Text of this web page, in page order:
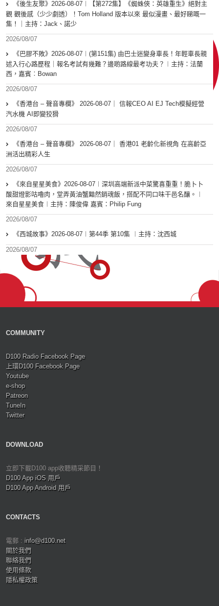
《後生友聚》2026-08-07︱【第272集】《蜘蛛俠：英雄重生》絕對主
觀 觀後感（少少劇透）！Tom Holland 版本以來 最似漫畫、最好睇嘅一
集！｜主持：Jack、諾少
2026/08/07
《巴膠不敗》2026-08-07︱(第151集) 由巴士迷變身車長！年輕車長親
述入行心路歷程｜報名考試有幾難？邊啲路線最考功夫？︱主持：法蘭
西，嘉賓︰Bowan
2026/08/07
《香港台 – 聲音專欄》 2026-08-07｜ 信報CEO AI EJ Tech模擬經營
汽水機 AI即變狡猾
2026/08/07
《香港台 – 聲音專欄》 2026-08-07｜ 香港01 老齡化新視角 在高齡亞
洲活出精彩人生
2026/08/07
《來自星星美食》2026-08-07︱深圳高端新派中菜驚喜重重！脆卜卜
酸甜燈影咕嚕肉，堂弄黃油蟹黯然銷魂飯，搭配不同口味干邑名釀。︱
來自星星美食︱主持：陳俊偉 嘉賓：Philip Fung
2026/08/07
《西城故事》2026-08-07︱第44季 第10集 ︱主持：沈西城
2026/08/07
COMMUNITY
D100 Radio Facebook Page
上環D100 Facebook Page
Youtube
e-shop
Patreon
TuneIn
Twitter
DOWNLOAD
立即下載D100 app收聽精采節目！
D100 App iOS 用戶
D100 App Android 用戶
CONTACTS
電郵 : info@d100.net
關於我們
聯絡我們
使用條款
隱私權政策